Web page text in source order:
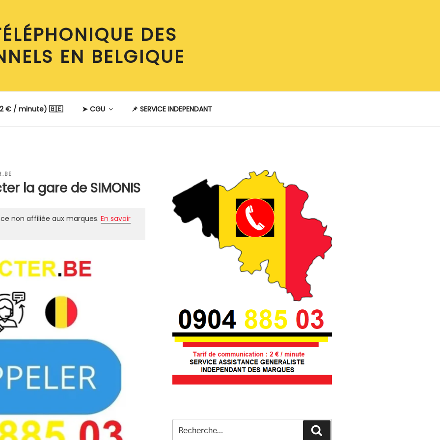
DES
EN BELGIQUE
€ / minute) 🇧🇪 ➤ CGU 📌 SERVICE INDEPENDANT
la gare de SIMONIS
non affiliée aux marques. En savoir
pour